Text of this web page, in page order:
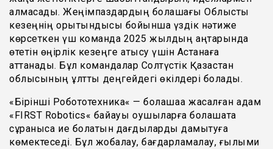
алмасады. Жеңімпаздардың болашағы Облыстық
кезеңнің қорытындысы бойынша үздік нәтиже
көрсеткен үш команда 2025 жылдың қаңтарында
өтетін өңірлік кезеңге қатысу үшін Астанаға
аттанады. Бұл командалар Солтүстік Қазақстан
облысының ұлттық деңгейдегі өкілдері болады.
« Бірінші Робототехника« — болашаққа жасалған қадам
« FIRST Robotics« байқауы оқушыларға болашақта
сұранысқа ие болатын дағдыларды дамытуға
көмектеседі. Бұл жобалау, бағдарламалау, ғылыми